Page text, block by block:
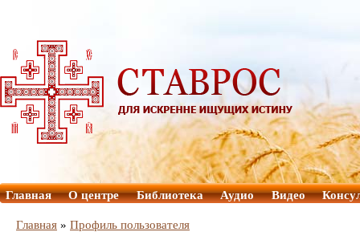
Главная О центре Библиотека Аудио Видео
Главная » Профиль пользователя